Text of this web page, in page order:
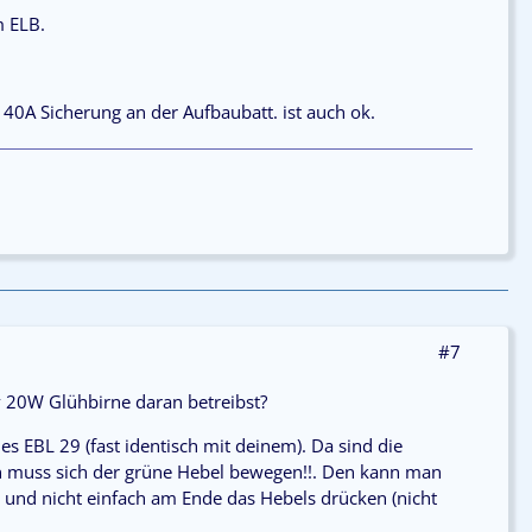
ELB.
Sicherung an der Aufbaubatt. ist auch ok.
#7
Glühbirne daran betreibst?
EBL 29 (fast identisch mit deinem). Da sind die
sich der grüne Hebel bewegen!!. Den kann man
nicht einfach am Ende das Hebels drücken (nicht